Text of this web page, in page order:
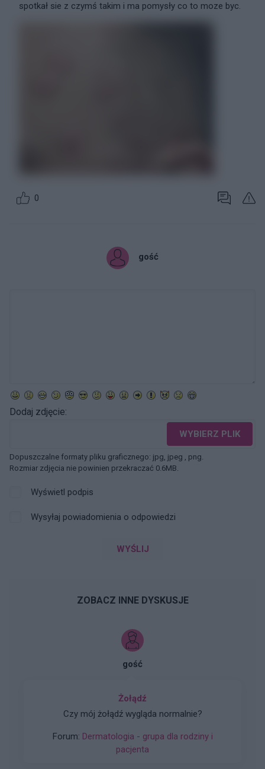
spotkał sie z czymś takim i ma pomysły co to moze byc.
0
gość
Dodaj zdjęcie:
WYBIERZ PLIK
Dopuszczalne formaty pliku graficznego: jpg, jpeg , png.
Rozmiar zdjęcia nie powinien przekraczać 0.6MB.
Wyświetl podpis
Wysyłaj powiadomienia o odpowiedzi
WYŚLIJ
ZOBACZ INNE DYSKUSJE
gość
Żołądź
Czy mój żołądź wygląda normalnie?
Forum: Dermatologia - grupa dla rodziny i
pacjenta